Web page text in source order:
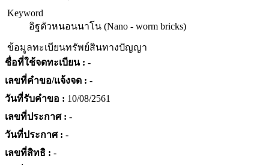
Keyword
อิฐตัวหนอนนาโน (Nano - worm bricks)
ข้อมูลทะเบียนทรัพย์สินทางปัญญา
ชื่อที่ใช้จดทะเบียน : -
เลขที่คำขอ/แจ้งจด : -
วันที่รับคำขอ : 10/08/2561
เลขที่ประกาศ : -
วันที่ประกาศ : -
เลขที่สิทธิ : -